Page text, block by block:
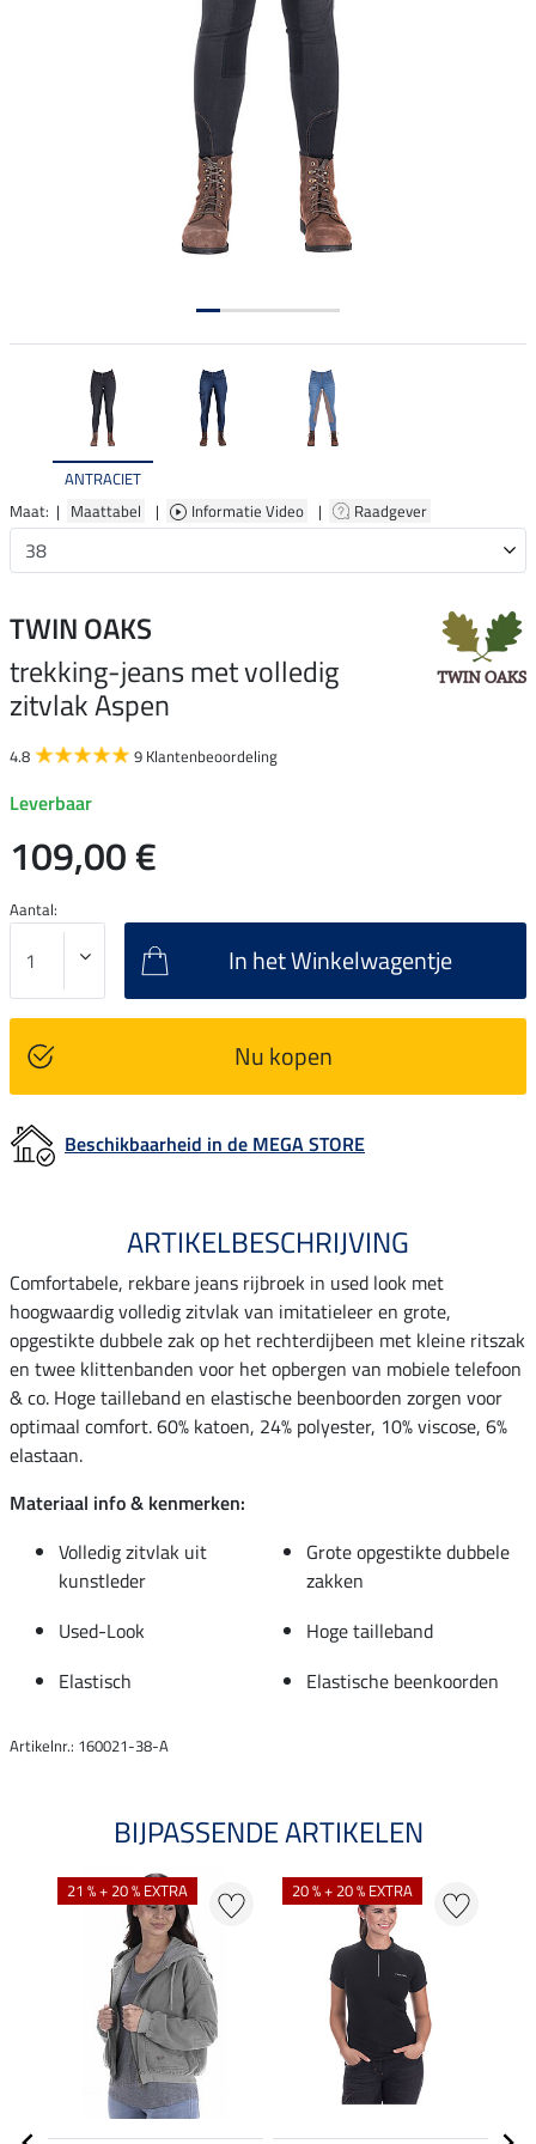
ANTRACIET
Maat: | Maattabel | Informatie Video | Raadgever
TWIN OAKS
trekking-jeans met volledig
zitvlak Aspen
4.8 9 Klantenbeoordeling
Leverbaar
109,00 €
Aantal:
In het Winkelwagentje
Nu kopen
Beschikbaarheid in de MEGA STORE
ARTIKELBESCHRIJVING
Comfortabele, rekbare jeans rijbroek in used look met
hoogwaardig volledig zitvlak van imitatieleer en grote,
opgestikte dubbele zak op het rechterdijbeen met kleine ritszak
en twee klittenbanden voor het opbergen van mobiele telefoon
& co. Hoge tailleband en elastische beenboorden zorgen voor
optimaal comfort. 60% katoen, 24% polyester, 10% viscose, 6%
elastaan.
Materiaal info & kenmerken:
Volledig zitvlak uit
kunstleder
Grote opgestikte dubbele
zakken
Used-Look
Hoge tailleband
Elastisch
Elastische beenkoorden
Artikelnr.: 160021-38-A
BIJPASSENDE ARTIKELEN
21 % + 20 % EXTRA 20 % + 20 % EXTRA